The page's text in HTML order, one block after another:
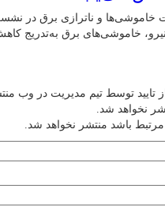
وضعیت خاموشی‌ها و ناترازی برق
خاموشی‌های برق به‌تدریج
توسط تیم مدیریت در وب
نخواهد شد.
مرتبط باشد منتشر نخواهد شد.